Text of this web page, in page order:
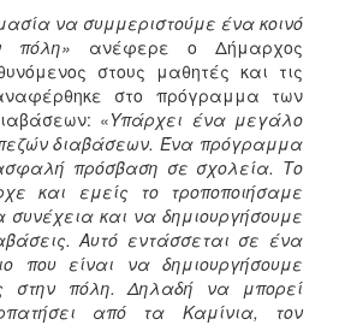
να συμμεριστούμε ένα κοινό
πόλη» ανέφερε ο Δήμαρχος
στους μαθητές και τις
στο πρόγραμμα των
«Υπάρχει ένα μεγάλο
διαβάσεων. Ένα πρόγραμμα
πρόσβαση σε σχολεία. Το
και εμείς το τροποποιήσαμε
συνέχεια και να δημιουργήσουμε
Αυτό εντάσσεται σε ένα
που είναι να δημιουργήσουμε
στην πόλη. Δηλαδή να μπορεί
από τα Καμίνια, τον